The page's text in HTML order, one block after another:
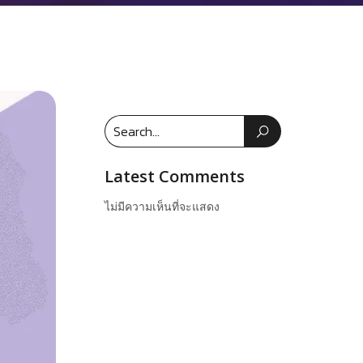
Latest Comments
ไม่มีความเห็นที่จะแสดง